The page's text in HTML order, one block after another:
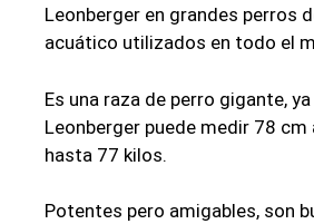
Leonberger en grandes perros
acuático utilizados en todo el
Es una raza de perro gigante, ya
Leonberger puede medir 78 cm
hasta 77 kilos.
Potentes pero amigables, son